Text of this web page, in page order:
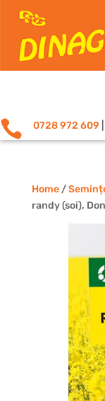
 0728 972 609
Home/
randy (soi),